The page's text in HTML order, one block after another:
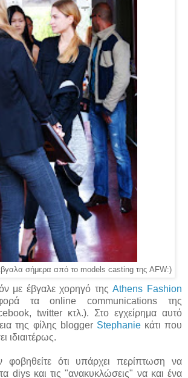
σήμερα από το models casting της AFW:)
με έβγαλε χορηγό τηςAthens Fashion
τα online communications της
twitter κτλ.). Στο εγχείρημα αυτό
της φίλης blogger Stephanieκάτι που
ιδιαιτέρως.
ότι υπάρχει περίπτωση να
diys και τις "ανακυκλώσεις" να και ένα